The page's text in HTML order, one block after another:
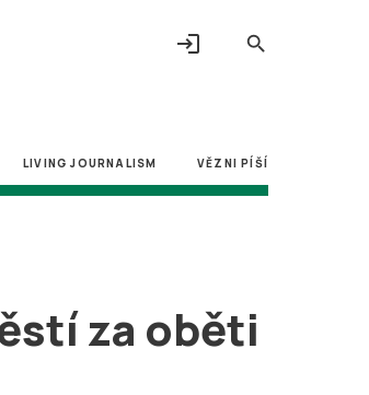
search
login
LIVING JOURNALISM VĚZNI PÍŠÍ
za oběti